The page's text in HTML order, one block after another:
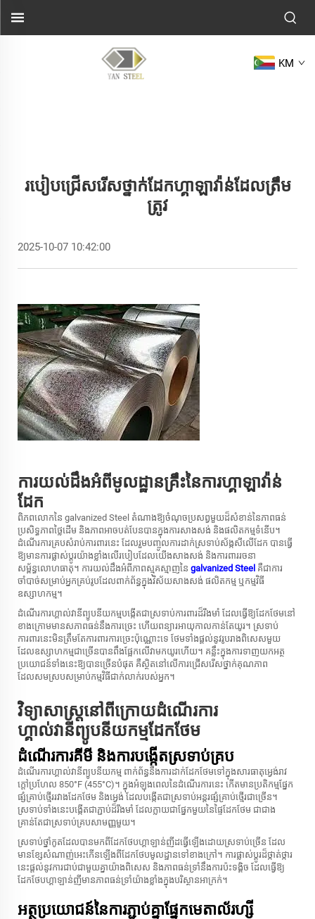
KM
របៀបជ្រើសរើសថ្នាក់ដែកហ្គាឡាវ៉ាន់ដែលត្រឹម
ត្រូវ
2025-10-07 10:42:00
ការយល់ដឹងអំពីមូលដ្ឋានគ្រឹះនៃការហ្គាឡាវ៉ាន់
ដែក
ពិភពលោកនៃ galvanized Steel តំណាងឱ្យចំណុចប្រសព្វមួយដ៏សំខាន់នៃភាពធន់
ប្រសិទ្ធភាពថ្លៃដើម និងភាពអាចបត់បែនបានក្នុងការសាងសង់ និងផលិតកម្មទំនើប។
ដំណើរការគ្របសំរាប់ការពារនេះ ដែលរួមបញ្ចូលការដាក់ស្រទាប់ស័ង្កសីលើដែក បានធ្វើ
ឱ្យមានការផ្លាស់ប្តូរយ៉ាងខ្លាំងលើរបៀបដែលយើងសាងសង់ និងការពាររចនា
សម្ព័ន្ធលោហធាតុ។ ការយល់ដឹងអំពីភាពស្មុគស្មាញនៃ galvanized Steel គឺជាការ
ចាំបាច់សម្រាប់អ្នកគ្រប់រូបដែលពាក់ព័ន្ធក្នុងវិស័យសាងសង់ ផលិតកម្ម ឬកម្មវិធី
ឧស្សាហកម្ម។
ដំណើរការហ្គាល់វានីព្យូបនីយកម្មបង្កើតជាស្រទាប់ការពារដ៏រឹងមាំ ដែលធ្វើឱ្យដែកថែមនៅ
ខាងក្រោមមានសភាពធន់នឹងការច្រេះ ហើយពន្យារអាយុកាលកាន់តែយូរ។ ស្រទាប់
ការពារនេះមិនត្រឹមតែការពារការច្រេះប៉ុណ្ណោះទេ ថែមទាំងផ្តល់នូវរូបរាងពិសេសមួយ
ដែលឧស្សាហកម្មជាច្រើនបានពឹងផ្អែកលើវាមកយូរហើយ។ គន្លឹះក្នុងការទាញយកអត្ថ
ប្រយោជន៍ទាំងនេះឱ្យបានច្រើនបំផុត គឺស្ថិតនៅលើការជ្រើសរើសថ្នាក់គុណភាព
ដែលសមស្របសម្រាប់កម្មវិធីជាក់លាក់របស់អ្នក។
វិទ្យាសាស្ត្រនៅពីក្រោយដំណើរការ
ហ្គាល់វានីព្យូបនីយកម្មដែកថែម
ដំណើរការគីមី និងការបង្កើតស្រទាប់គ្រប
ដំណើរការហ្គាល់វានីព្យូបនីយកម្ម ពាក់ព័ន្ធនឹងការដាក់ដែកថែមទៅក្នុងសារធាតុអេ្វង់រាវ
ក្តៅប្រហែល 850°F (455°C)។ ក្នុងអំឡុងពេលនៃដំណើរការនេះ កើតមានប្រតិកម្មផ្នែក
ផ្សំគ្រាប់ថ្មើររវាងដែកថែម និងអេ្វង់ ដែលបង្កើតជាស្រទាប់អន្តរផ្សំគ្រាប់ថ្មើរជាច្រើន។
ស្រទាប់ទាំងនេះបង្កើតជាភ្ជាប់ដ៏រឹងមាំ ដែលក្លាយជាផ្នែកមួយនៃផ្ទៃដែកថែម ជាជាង
គ្រាន់តែជាស្រទាប់គ្របសាមញ្ញមួយ។
ស្រទាប់ថ្នាំកូតដែលបានមកពីដែកថែបហ្គាឡាន់ញីដធ្វើឡើងដោយស្រទាប់ច្រើន ដែល
មានខ្សែសំណាញ់អេះកើនឡើងពីដែកថែបមូលដ្ឋានទៅខាងក្រៅ។ ការផ្លាស់ប្តូរដ៏ថ្កាត់ថ្ការ
នេះផ្តល់នូវការជាប់ជាមួយគ្នាយ៉ាងពិសេស និងភាពធន់ទ្រាំនឹងការប៉ះទង្គិច ដែលធ្វើឱ្យ
ដែកថែបហ្គាឡាន់ញីមានភាពធន់ទ្រាំយ៉ាងខ្លាំងក្នុងបរិស្ថានអាក្រក់។
អត្ថប្រយោជន៍នៃការភ្ជាប់គ្នាផ្នែកមេតាល័រហ្ស៊ី